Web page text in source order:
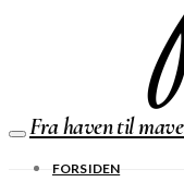
Fra haven til
FORSIDEN